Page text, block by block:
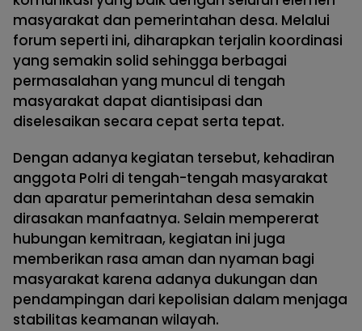
masyarakat dan pemerintahan desa. Melalui
forum seperti ini, diharapkan terjalin koordinasi
yang semakin solid sehingga berbagai
permasalahan yang muncul di tengah
masyarakat dapat diantisipasi dan
diselesaikan secara cepat serta tepat.
Dengan adanya kegiatan tersebut, kehadiran
anggota Polri di tengah-tengah masyarakat
dan aparatur pemerintahan desa semakin
dirasakan manfaatnya. Selain mempererat
hubungan kemitraan, kegiatan ini juga
memberikan rasa aman dan nyaman bagi
masyarakat karena adanya dukungan dan
pendampingan dari kepolisian dalam menjaga
stabilitas keamanan wilayah.